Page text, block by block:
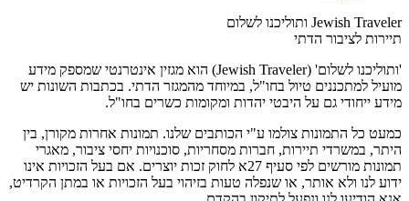
Jewish Traveler ותוליכנו לשלום
תיירות לציבור הדתי
'ותוליכנו לשלום' (Jewish Traveler) הוא מגזין אינטרנטי שמספק מידע
מועיל למתכננים טיול בחו"ל, במיוחד מהמגזר הדתי. בכתבות השונות יש
מידע ייחודי גם על היבטי יהדות ומקומות כשרים בחו"ל.
כמעט כל התמונות צולמו ע"י הכותבים שלנו. תמונות אחרות מקורן, בין
היתר, במשרדי תיירות, חברות מסחריות, סוכנויות יחסי ציבור, מאגרי
תמונות מורשים לפי סעיף 27א לחוק זכות יוצרים. אם בעל הזכויות אינו
ידוע לנו ולא אותר, או שנפלה טעות בזיהוי בעל הזכויות או במתן הקרדיט,